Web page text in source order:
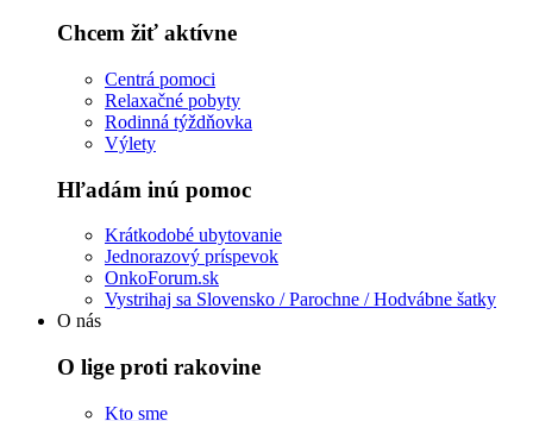
Chcem žiť aktívne
Centrá pomoci
Relaxačné pobyty
Rodinná týždňovka
Výlety
Hľadám inú pomoc
Krátkodobé ubytovanie
Jednorazový príspevok
OnkoForum.sk
Vystrihaj sa Slovensko / Parochne / Hodvábne šatky
O nás
O lige proti rakovine
Kto sme